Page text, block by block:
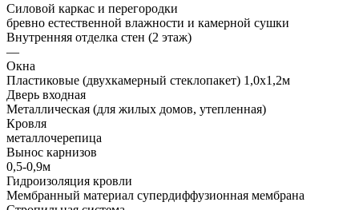
Силовой каркас и перегородки
бревно естественной влажности и камерной сушки
Внутренняя отделка стен (2 этаж)
—
Окна
Пластиковые (двухкамерный стеклопакет) 1,0х1,2м
Дверь входная
Металлическая (для жилых домов, утепленная)
Кровля
металлочерепица
Вынос карнизов
0,5-0,9м
Гидроизоляция кровли
Мембранный материал супердиффузионная мембрана